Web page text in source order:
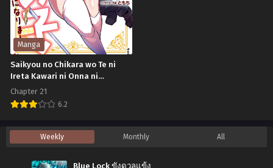
Chapter 116
ธันวาคม 3, 2023
Chapter 114
ธันวาคม 3, 2023
Chapter 112
ธันวาคม 3, 2023
Chapter 110
ธันวาคม 3, 2023
Chapter 109
ธันวาคม 3, 2023
รัก
มูฟ
วี่
Manga
Saikyou no Chikara wo Te ni
Ireta Kawari ni Onna ni
Narimashita
Chapter 21
6.2
Saikyou
no
Chikara
Weekly Monthly All
Blue Lock ขังดวลแข้ง